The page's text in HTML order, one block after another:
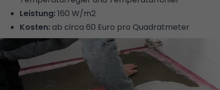
Leistung: 160 W/m2
Kosten: ab circa 60 Euro pro Quadratmeter